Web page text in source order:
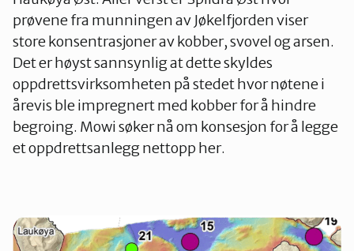
prøvene fra munningen av Jøkelfjorden viser
store konsentrasjoner av kobber, svovel og arsen.
Det er høyst sannsynlig at dette skyldes
oppdrettsvirksomheten på stedet hvor nøtene i
årevis ble impregnert med kobber for å hindre
begroing. Mowi søker nå om konsesjon for å legge
et oppdrettsanlegg nettopp her.